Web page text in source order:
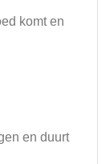
komt en
en duurt